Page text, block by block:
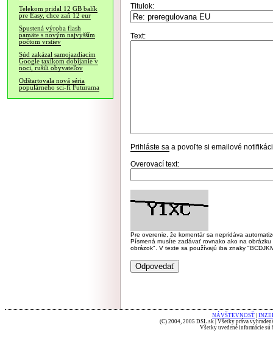
Telekom pridal 12 GB balík
pre Easy, chce zaň 12 eur
Spustená výroba flash
pamäte s novým najvyšším
počtom vrstiev
Súd zakázal samojazdiacim
Google taxíkom dobíjanie v
noci, rušili obyvateľov
Odštartovala nová séria
populárneho sci-fi Futurama
Titulok:
Text:
Prihláste sa a povoľte si emailové
Overovací text:
Pre overenie, že komentár sa nepridáva
Písmená musíte zadávať rovnako ako na
obrázok". V texte sa používajú iba znaky
NÁVŠTEVNOSŤ
(C) 2004, 2005 DSL.sk | Všetky práva
Všetky uvedené informácie sú